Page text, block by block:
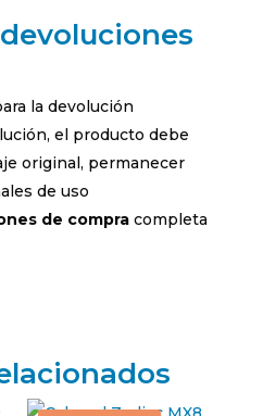
la devolución
el producto debe
original, permanecer
de uso
de compracompleta